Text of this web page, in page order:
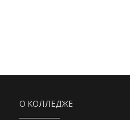
О КОЛЛЕДЖЕ